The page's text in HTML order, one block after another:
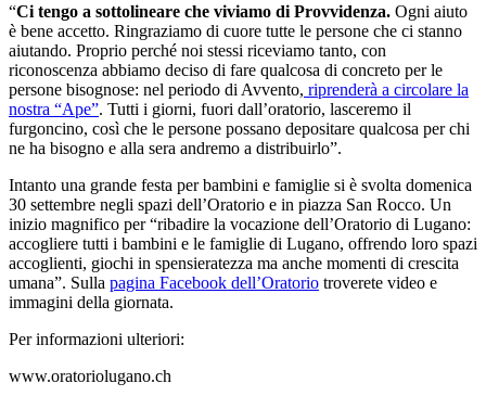
“Ci tengo a sottolineare che viviamo di Provvidenza. Ogni aiuto
è bene accetto. Ringraziamo di cuore tutte le persone che ci stanno
aiutando. Proprio perché noi stessi riceviamo tanto, con
riconoscenza abbiamo deciso di fare qualcosa di concreto per le
persone bisognose: nel periodo di Avvento, riprenderà a circolare la
nostra “Ape”. Tutti i giorni, fuori dall’oratorio, lasceremo il
furgoncino, così che le persone possano depositare qualcosa per chi
ne ha bisogno e alla sera andremo a distribuirlo”.
Intanto una grande festa per bambini e famiglie si è svolta domenica
30 settembre negli spazi dell’Oratorio e in piazza San Rocco. Un
inizio magnifico per “ribadire la vocazione dell’Oratorio di Lugano:
accogliere tutti i bambini e le famiglie di Lugano, offrendo loro spazi
accoglienti, giochi in spensieratezza ma anche momenti di crescita
umana”. Sulla pagina Facebook dell’Oratorio troverete video e
immagini della giornata.
Per informazioni ulteriori:
www.oratoriolugano.ch